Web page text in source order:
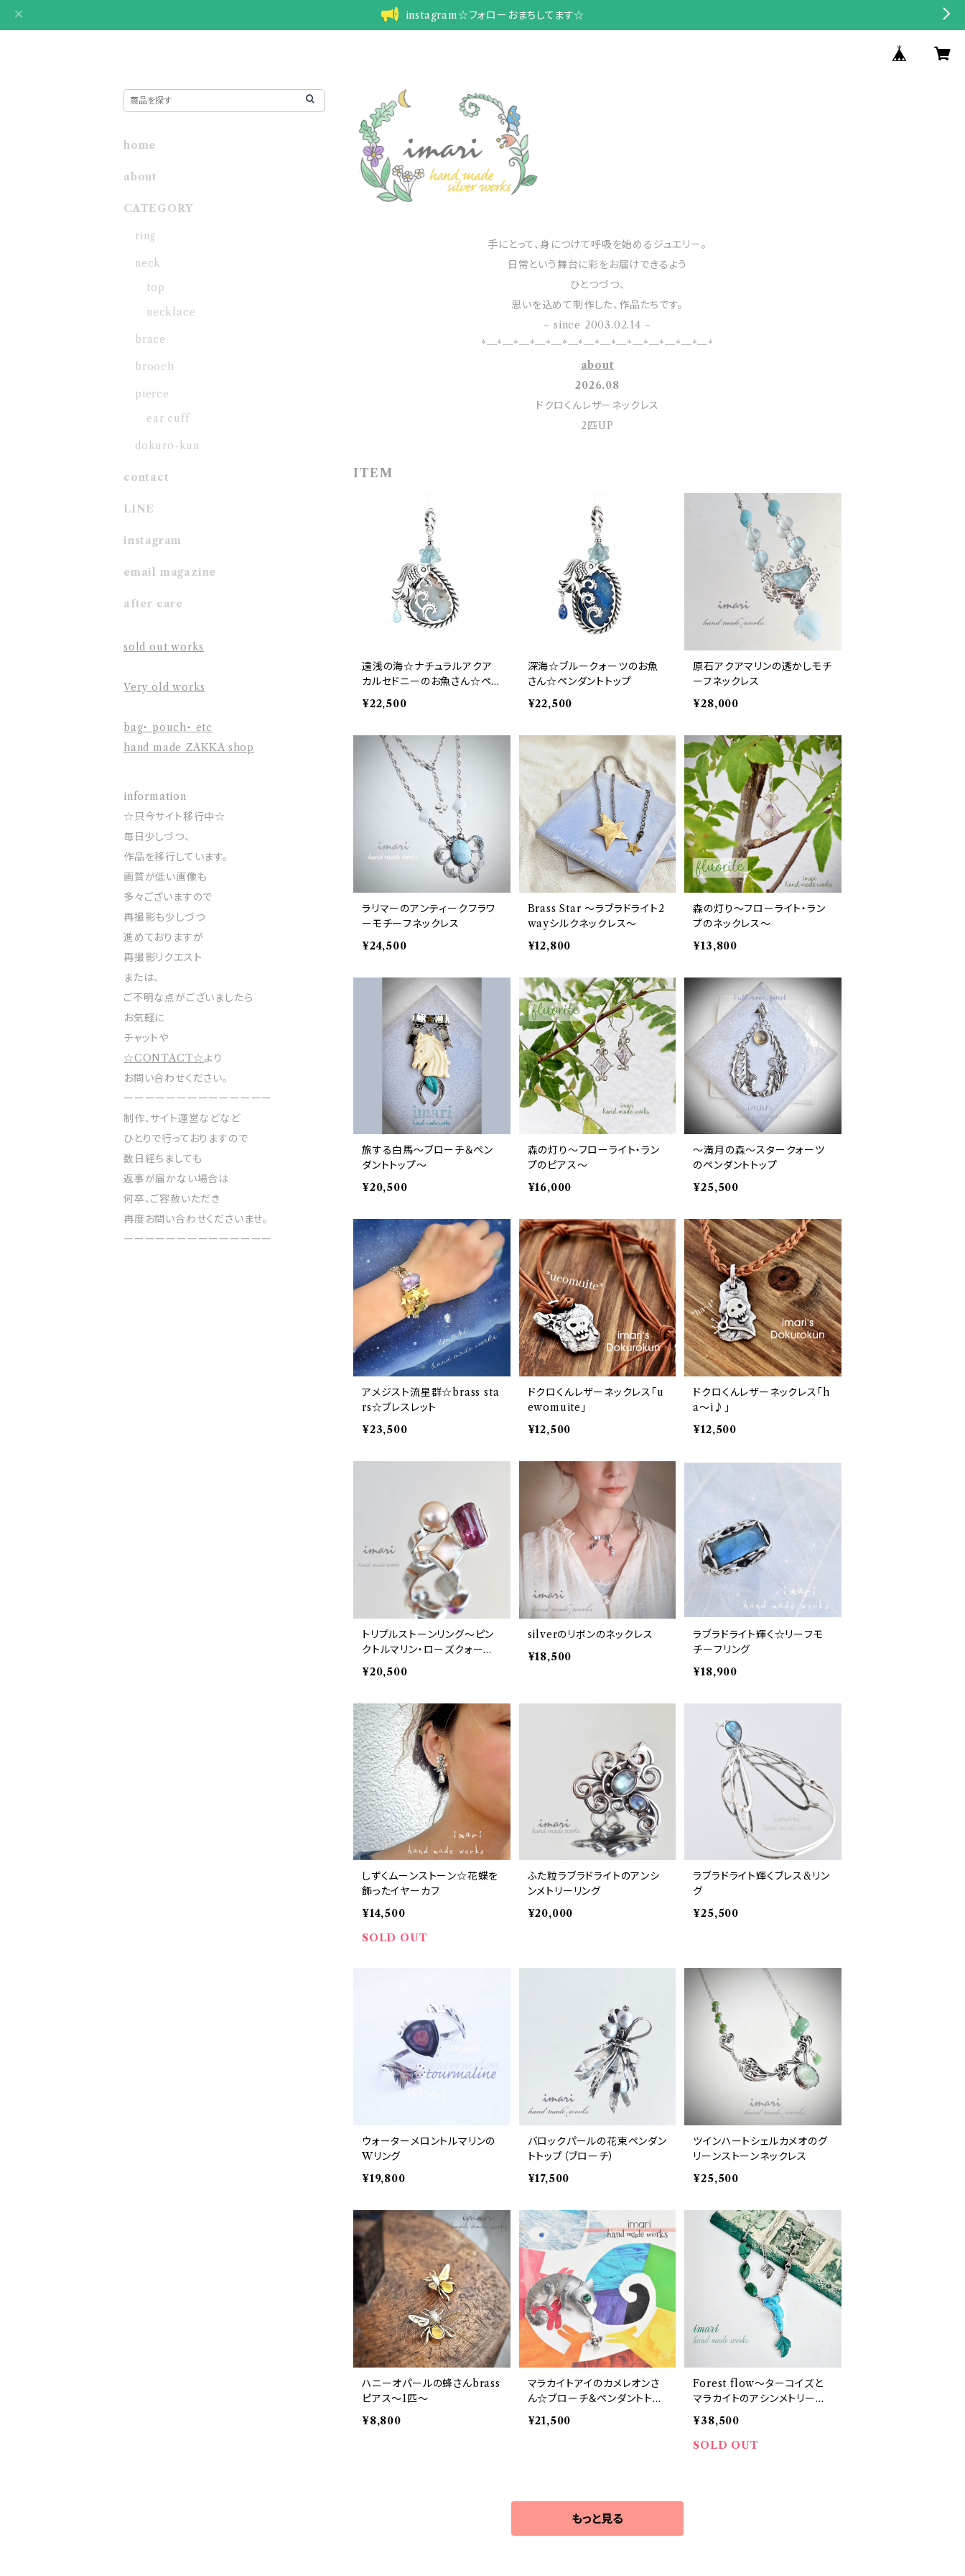
instagram☆フォローおまちしてます☆
手にとって、身につけて呼吸を始めるジュエリー。
日常という舞台に彩をお届けできるよう
ひとつづつ、
思いを込めて制作した、作品たちです。
~ since 2003.02.14 ~
*─*─*─*─*─*─*─*─*─*─*─*─*─*─*
about
2026.08
ドクロくんレザーネックレス
2匹UP
ITEM
遠浅の海☆ナチュラルアクア
カルセドニーのお魚さん☆ペン
ダントトップ
¥22,500
深海☆ブルークォーツのお魚
さん☆ペンダントトップ
¥22,500
原石アクアマリンの透かしモチ
ーフネックレス
¥28,000
ラリマーのアンティークフラワ
ーモチーフネックレス
¥24,500
Brass Star 〜ラブラドライト2
wayシルクネックレス〜
¥12,800
森の灯り～フローライト・ラン
プのネックレス～
¥13,800
旅する白馬～ブローチ＆ペン
ダントトップ～
¥20,500
森の灯り～フローライト・ラン
プのピアス～
¥16,000
〜満月の森〜スタークォーツ
のペンダントトップ
¥25,500
アメジスト流星群☆brass sta
rs☆ブレスレット
¥23,500
ドクロくんレザーネックレス「u
ewomuite」
¥12,500
ドクロくんレザーネックレス「h
a〜i♪」
¥12,500
トリプルストーンリング～ピン
クトルマリン・ローズクォーツ・
パール～
¥20,500
silverのリボンのネックレス
¥18,500
ラブラドライト輝く☆リーフモ
チーフリング
¥18,900
しずくムーンストーン☆花蝶を
飾ったイヤーカフ
¥14,500
SOLD OUT
ふた粒ラブラドライトのアンシ
ンメトリーリング
¥20,000
ラブラドライト輝くブレス&リン
グ
¥25,500
ウォーターメロントルマリンの
Wリング
¥19,800
バロックパールの花束ペンダン
トトップ（ブローチ）
¥17,500
ツインハートシェルカメオのグ
リーンストーンネックレス
¥25,500
ハニーオパールの蜂さんbrass
ピアス～1匹～
¥8,800
マラカイトアイのカメレオンさ
ん☆ブローチ＆ペンダントトッ
プ
¥21,500
Forest flow〜ターコイズと
マラカイトのアシンメトリーネ
ックレス〜
¥38,500
SOLD OUT
もっと見る
home
about
CATEGORY
ring
neck
top
necklace
brace
brooch
pierce
ear cuff
dokuro-kun
contact
LINE
instagram
email magazine
after care
sold out works
Very old works
bag・ pouch・ etc
hand made ZAKKA shop
information
☆只今サイト移行中☆
毎日少しづつ、
作品を移行しています。
画質が低い画像も
多々ございますので
再撮影も少しづつ
進めておりますが
再撮影リクエスト
または、
ご不明な点がございましたら
お気軽に
チャットや
☆CONTACT☆より
お問い合わせください。
ーーーーーーーーーーーーーー
制作、サイト運営などなど
ひとりで行っておりますので
数日経ちましても
返事が届かない場合は
何卒、ご容赦いただき
再度お問い合わせくださいませ。
ーーーーーーーーーーーーーー